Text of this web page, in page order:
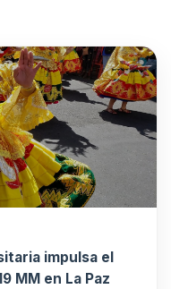
impulsa el
MM en La Paz